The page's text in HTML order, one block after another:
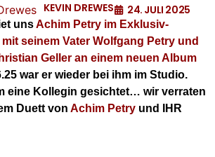
KEVIN DREWES 24. JULI 2025
unsAchim Petry im Exklusiv-
mit seinem Vater Wolfgang Petry und
Geller an einem neuen Album
war er wieder bei ihm im Studio.
eine Kollegin gesichtet… wir verraten
Duett von Achim Petry und IHR